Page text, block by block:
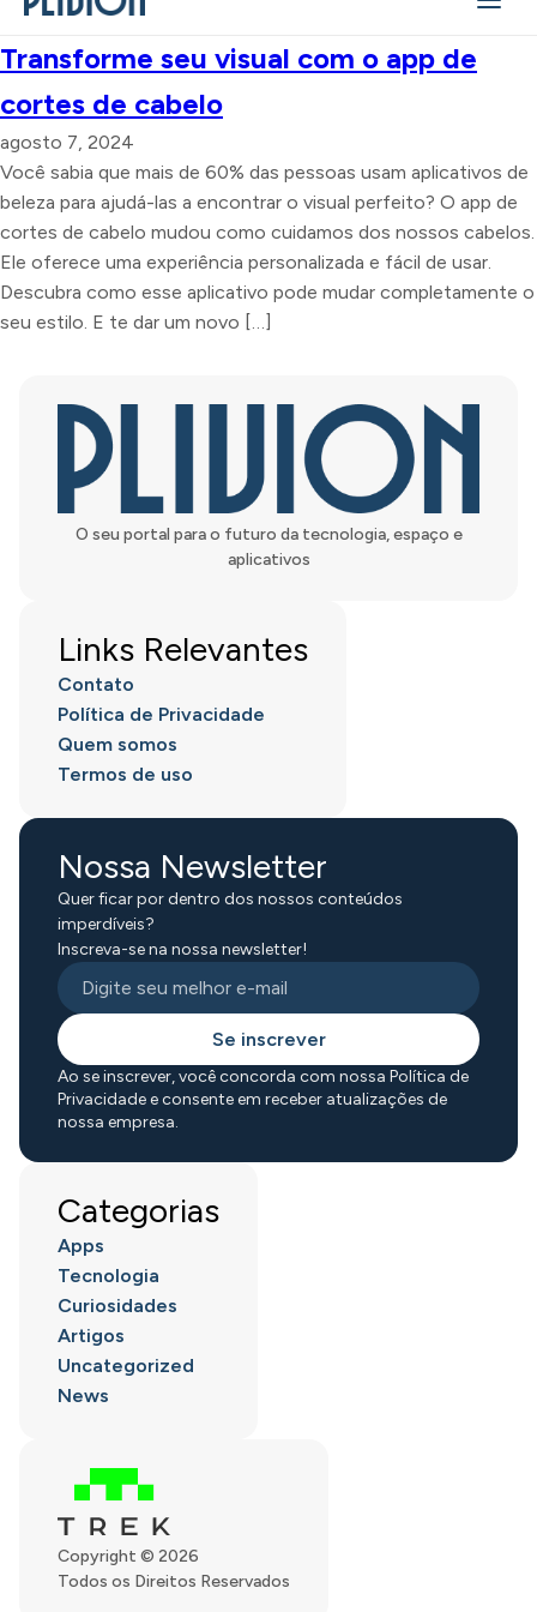
Transforme seu visual com o app de
cortes de cabelo
agosto 7, 2024
Você sabia que mais de 60% das pessoas usam aplicativos de
beleza para ajudá-las a encontrar o visual perfeito? O app de
cortes de cabelo mudou como cuidamos dos nossos cabelos.
Ele oferece uma experiência personalizada e fácil de usar.
Descubra como esse aplicativo pode mudar completamente o
seu estilo. E te dar um novo […]
O seu portal para o futuro da tecnologia, espaço e
aplicativos
Copyright © 2026
Todos os Direitos Reservados
Links Relevantes
Contato
Política de Privacidade
Quem somos
Termos de uso
Nossa Newsletter
Quer ficar por dentro dos nossos conteúdos
imperdíveis?
Inscreva-se na nossa newsletter!
Se inscrever
Ao se inscrever, você concorda com nossa Política de
Privacidade e consente em receber atualizações de
nossa empresa.
Categorias
Apps
Tecnologia
Curiosidades
Artigos
Uncategorized
News